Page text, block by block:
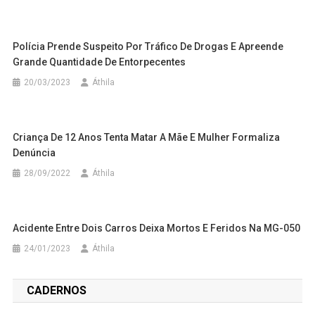
Polícia Prende Suspeito Por Tráfico De Drogas E Apreende
Grande Quantidade De Entorpecentes
20/03/2023 Áthila
Criança De 12 Anos Tenta Matar A Mãe E Mulher Formaliza
Denúncia
28/09/2022 Áthila
Acidente Entre Dois Carros Deixa Mortos E Feridos Na MG-050
24/01/2023 Áthila
CADERNOS